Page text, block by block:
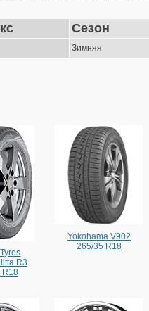
Сезон
Зимняя
R3
R18
Yokohama V902
265/35 R18